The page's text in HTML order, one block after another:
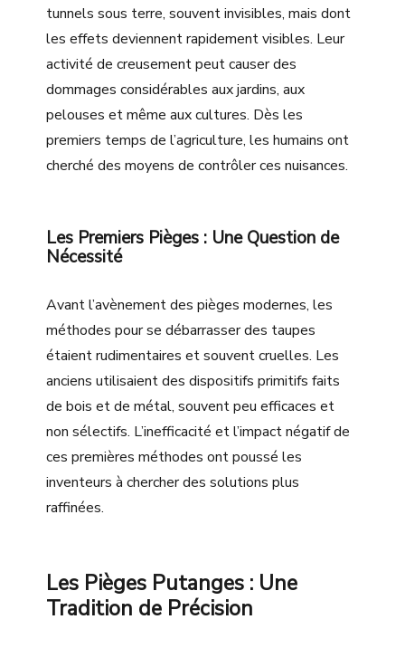
tunnels sous terre, souvent invisibles, mais dont
les effets deviennent rapidement visibles. Leur
activité de creusement peut causer des
dommages considérables aux jardins, aux
pelouses et même aux cultures. Dès les
premiers temps de l’agriculture, les humains ont
cherché des moyens de contrôler ces nuisances.
Les Premiers Pièges : Une Question de
Nécessité
Avant l’avènement des pièges modernes, les
méthodes pour se débarrasser des taupes
étaient rudimentaires et souvent cruelles. Les
anciens utilisaient des dispositifs primitifs faits
de bois et de métal, souvent peu efficaces et
non sélectifs. L’inefficacité et l’impact négatif de
ces premières méthodes ont poussé les
inventeurs à chercher des solutions plus
raffinées.
Les Pièges Putanges : Une
Tradition de Précision